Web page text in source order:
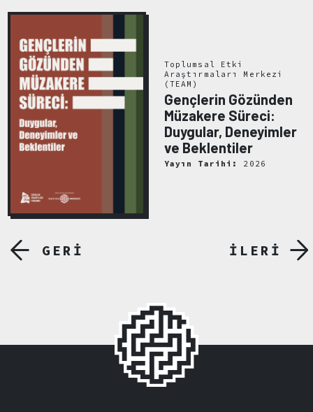
GERİ
Toplumsal Etki
Araştırmaları Merkezi
(TEAM)
Gençlerin Gözünden
Müzakere Süreci:
Duygular, Deneyimler
ve Beklentiler
Yayın Tarihi: 2026
İLERİ